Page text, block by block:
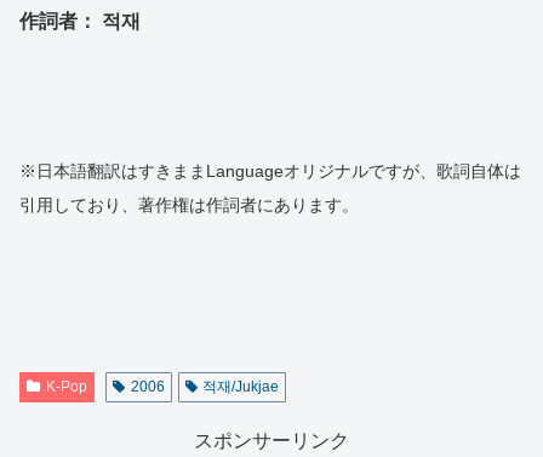
作詞者： 적재
※日本語翻訳はすきままLanguageオリジナルですが、歌詞自体は
引用しており、著作権は作詞者にあります。
K-Pop 2006 적재/Jukjae
スポンサーリンク